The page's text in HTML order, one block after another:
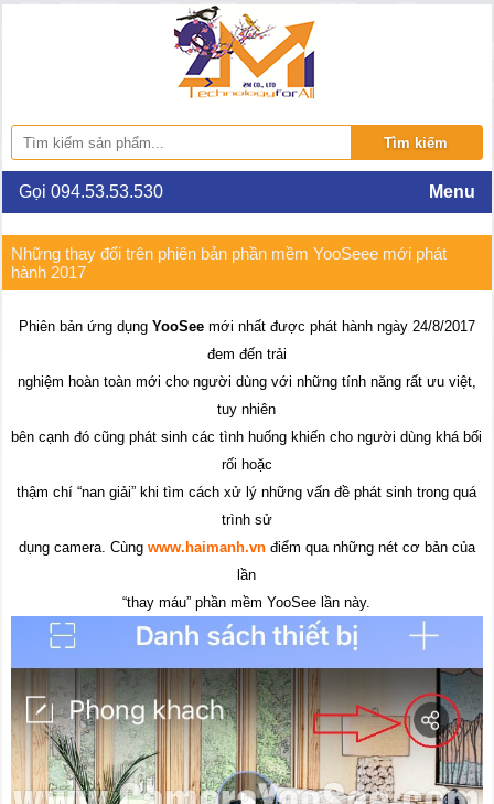
Gọi 094.53.53.530 Menu
Những thay đổi trên phiên bản phần mềm YooSeee mới phát
hành 2017
Phiên bản ứng dụng YooSeemới nhất được phát hành ngày 24/8/2017
đem đến trải
nghiệm hoàn toàn mới cho người dùng với những tính năng rất ưu việt,
tuy nhiên
bên cạnh đó cũng phát sinh các tình huống khiến cho người dùng khá bối
rối hoặc
thậm chí “nan giải” khi tìm cách xử lý những vấn đề phát sinh trong quá
trình sử
dụng camera. Cùng www.haimanh.vnđiểm qua những nét cơ bản của
lần
“thay máu” phần mềm YooSee lần này.